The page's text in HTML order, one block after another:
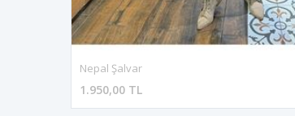
Nepal Şalvar
1.950,00 TL